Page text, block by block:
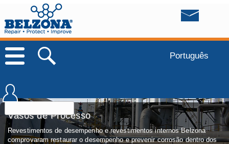
Português
Vasos de Processo
Revestimentos de desempenho e revestimentos internos Belzona
comprovaram restaurar o desempenho e prevenir corrosão dentro dos